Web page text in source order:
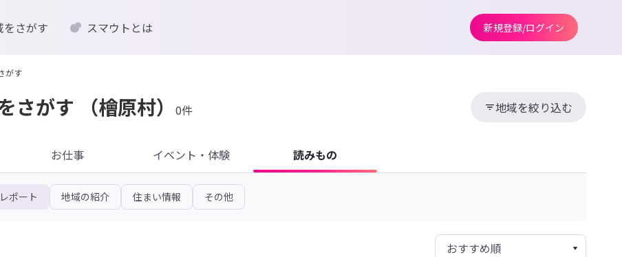
をさがす スマウトとは 新規登録/ログイン
がす
さがす （檜原村） 0件 地域を絞り込む
お仕事 イベント・体験 読みもの
ポート 地域の紹介 住まい情報 その他